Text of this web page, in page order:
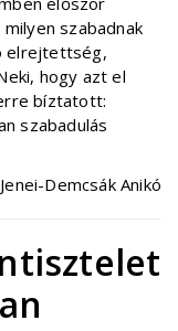
szabadnak
elrejtettség,
hogy azt el
bíztatott:
szabadulás
Jenei-Demcsák Anikó